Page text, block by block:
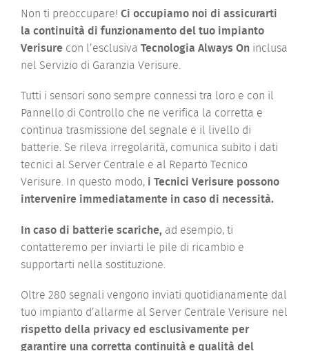
Non ti preoccupare! Ci occupiamo noi di assicurarti
la continuità di funzionamento del tuo impianto
Verisure con l’esclusiva Tecnologia Always On inclusa
nel Servizio di Garanzia Verisure.
Tutti i sensori sono sempre connessi tra loro e con il
Pannello di Controllo che ne verifica la corretta e
continua trasmissione del segnale e il livello di
batterie. Se rileva irregolarità, comunica subito i dati
tecnici al Server Centrale e al Reparto Tecnico
Verisure. In questo modo, i Tecnici Verisure possono
intervenire immediatamente in caso di necessità.
In caso di batterie scariche, ad esempio, ti
contatteremo per inviarti le pile di ricambio e
supportarti nella sostituzione.
Oltre 280 segnali vengono inviati quotidianamente dal
tuo impianto d’allarme al Server Centrale Verisure nel
rispetto della privacy ed esclusivamente per
garantire una corretta continuità e qualità del